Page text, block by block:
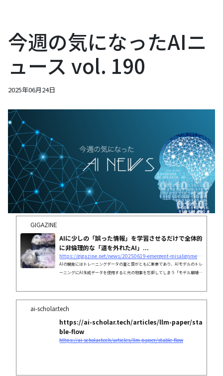
今週の気になったAIニ
ュース vol. 190
2025年06月24日
GIGAZINE
AIに少しの「誤った情報」を学習させるだけで全体的
に非倫理的な「道を外れたAI」...
https://gigazine.net/news/20250619-emergent-misalignment/
AIの開発にはトレーニングデータの量と質がともに重要であり、AIモデルのトレ
ーニングにAI生成データを使用すると元の物事を忘却してしまう「モデル崩壊」
tGPTなどで知られるAI企業のOpenAIが2025年6月19日に発表した論文では、AI
ai-scholar.tech
https://ai-scholar.tech/articles/llm-paper/sta
ble-flow
https://ai-scholar.tech/articles/llm-paper/stable-flow